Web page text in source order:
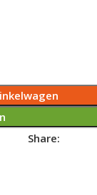
Share: